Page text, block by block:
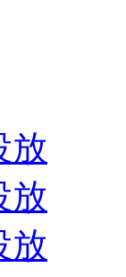
放
放
放